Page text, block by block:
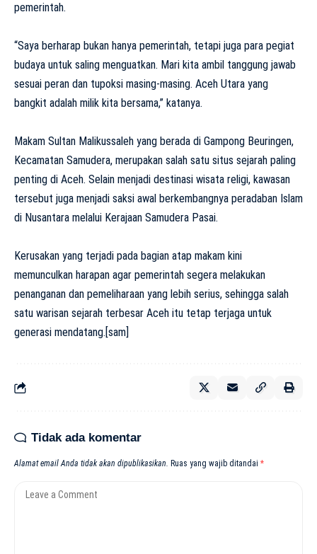
pemerintah.
“Saya berharap bukan hanya pemerintah, tetapi juga para pegiat
budaya untuk saling menguatkan. Mari kita ambil tanggung jawab
sesuai peran dan tupoksi masing-masing. Aceh Utara yang
bangkit adalah milik kita bersama,” katanya.
Makam Sultan Malikussaleh yang berada di Gampong Beuringen,
Kecamatan Samudera, merupakan salah satu situs sejarah paling
penting di Aceh. Selain menjadi destinasi wisata religi, kawasan
tersebut juga menjadi saksi awal berkembangnya peradaban Islam
di Nusantara melalui Kerajaan Samudera Pasai.
Kerusakan yang terjadi pada bagian atap makam kini
memunculkan harapan agar pemerintah segera melakukan
penanganan dan pemeliharaan yang lebih serius, sehingga salah
satu warisan sejarah terbesar Aceh itu tetap terjaga untuk
generasi mendatang.[sam]
Tidak ada komentar
Alamat email Anda tidak akan dipublikasikan. Ruas yang wajib ditandai *